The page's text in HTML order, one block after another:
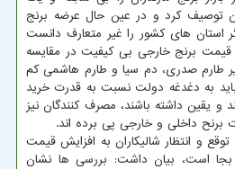
توصیف کرد و در عین حال عرضه برنج
استان های کشور را غیر متعارف دانست
قیمت برنج خارجی بی کیفیت در مقایسه
طارم صدری، دم سیا و طارم هاشمی کم
باید به دغدغه دولت نسبت به قدرت خرید
و یقین داشته باشند، مصرف کنندگان نیز
داخلی و خارجی پی برده اند.
و انتظار شالیکاران به افزایش قیمت
نیز بجا است، بیان داشت: بررسی ها نشان